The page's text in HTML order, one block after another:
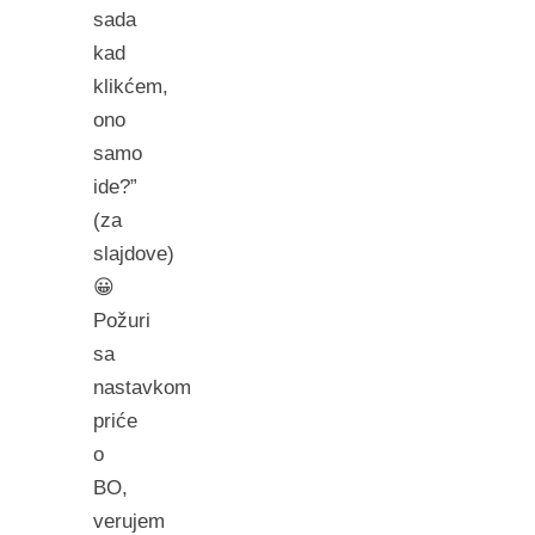
sada
kad
klikćem,
ono
samo
ide?”
(za
slajdove)
😀
Požuri
sa
nastavkom
priće
o
BO,
verujem